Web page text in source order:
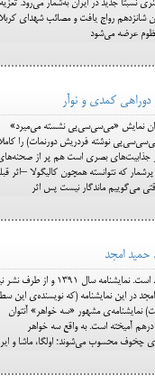
نسبتاً جدید در ایران به‌شمار می‌رود. تعزیه
شانزدهم رواج یافت و مصائب شهدای
عرضه می‌شود
کمدی و نوآر
نمایش «می‌سی‌سی‌پی نشسته می‌میرد»
نوشته فردریش دورنمات) را
جذابیت‌های بصری است هم پر از
که نتوانسته همچون کالیگولا –اثر
می‌گوییم ماندگار نیست پس اثر
حمید امجد
«سه خواهر و دیگران» نوشته‌ی حمید امجد است. نمایشنامه سال 1391 و از
در این نمایشنامه (که نویسنده‌ی این
نمایشنامه‌ی مشهور «سه خواهر» آنتوان
آمیخته است. به واقع سه خواهر
چخوف محسوب می‌شوند؛ اولگا، ماشا و